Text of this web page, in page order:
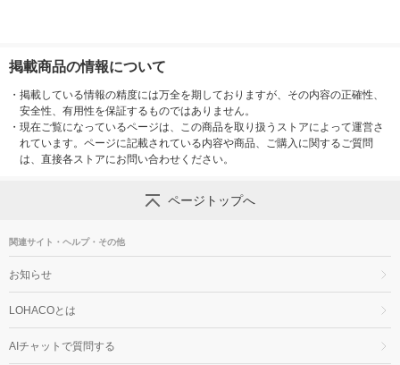
掲載商品の情報について
・ 掲載している情報の精度には万全を期しておりますが、その内容の正確性、
安全性、有用性を保証するものではありません。
・ 現在ご覧になっているページは、この商品を取り扱うストアによって運営さ
れています。ページに記載されている内容や商品、ご購入に関するご質問
は、直接各ストアにお問い合わせください。
ページトップへ
関連サイト・ヘルプ・その他
お知らせ
LOHACOとは
AIチャットで質問する